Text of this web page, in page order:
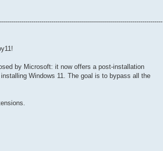
by Microsoft: it now offers a post-installation
Windows 11. The goal is to bypass all the